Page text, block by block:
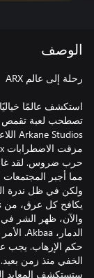
الوصف
تصطحب لعبة تقمص
حرب ضروس. لقد
مما أجبر
ولكن في ظل ندرة
والآن، ظهر الشر
الخفي منذ زمن
ستستكشف المعابد